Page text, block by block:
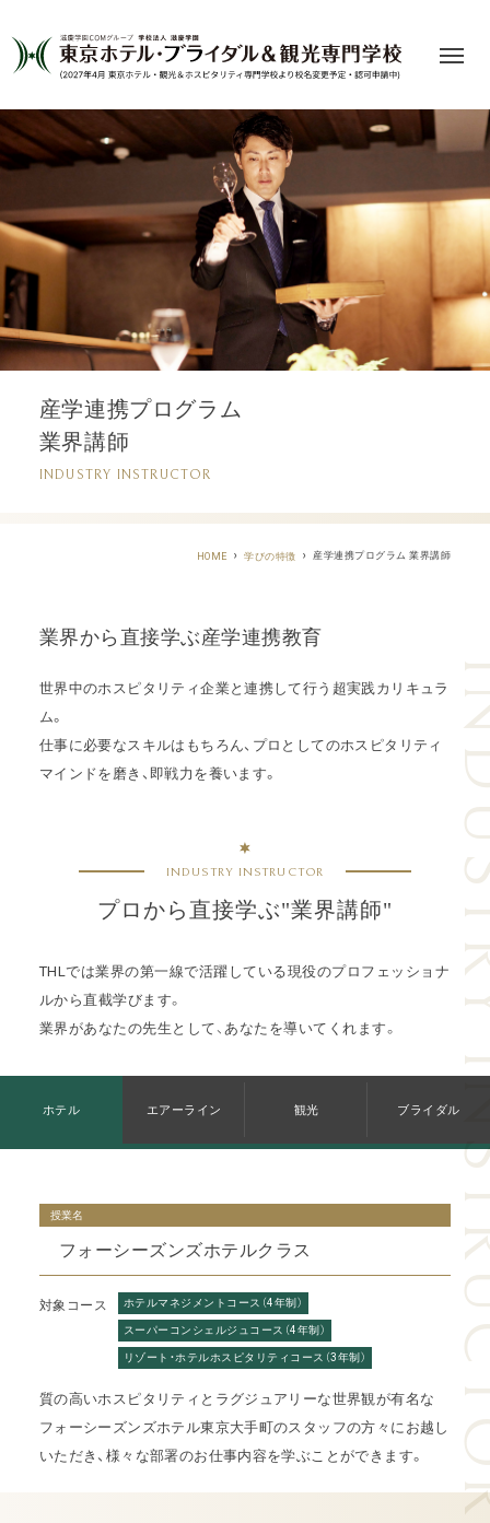
産学連携プログラム
業界講師
INDUSTRY INSTRUCTOR
HOME 学びの特徴 産学連携プログラム 業界講師
業界から直接学ぶ産学連携教育
世界中のホスピタリティ企業と連携して行う超実践カリキュラ
ム。
仕事に必要なスキルはもちろん、プロとしてのホスピタリティ
マインドを磨き、即戦力を養います。
INDUSTRY INSTRUCTOR
プロから直接学ぶ"業界講師"
THLでは業界の第一線で活躍している現役のプロフェッショナ
ルから直截学びます。
業界があなたの先生として、あなたを導いてくれます。
ホテル エアーライン 観光 ブライダル
授業名
フォーシーズンズホテルクラス
対象コース ホテルマネジメントコース（4年制）
スーパーコンシェルジュコース（4年制）
リゾート・ホテルホスピタリティコース（3年制）
質の高いホスピタリティとラグジュアリーな世界観が有名な
フォーシーズンズホテル東京大手町のスタッフの方々にお越し
いただき、様々な部署のお仕事内容を学ぶことができます。